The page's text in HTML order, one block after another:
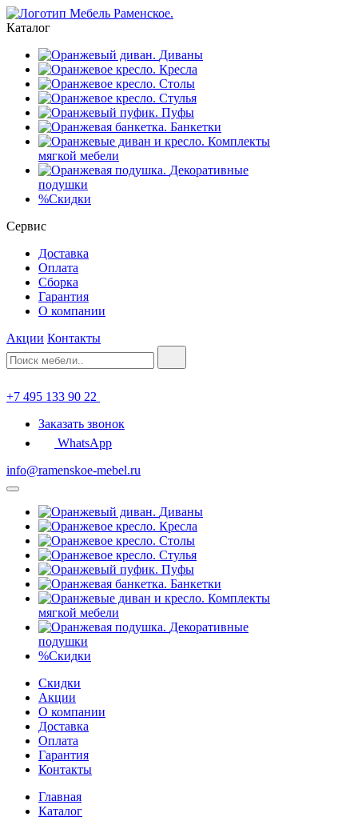
Каталог
Диваны
Кресла
Столы
Стулья
Пуфы
Банкетки
Комплекты
мягкой мебели
Декоративные
подушки
%Скидки
Сервис
Доставка
Оплата
Сборка
Гарантия
О компании
Акции Контакты
+7 495 133 90 22
Заказать звонок
WhatsApp
info@ramenskoe-mebel.ru
Диваны
Кресла
Столы
Стулья
Пуфы
Банкетки
Комплекты
мягкой мебели
Декоративные
подушки
%Скидки
Скидки
Акции
О компании
Доставка
Оплата
Гарантия
Контакты
Главная
Каталог